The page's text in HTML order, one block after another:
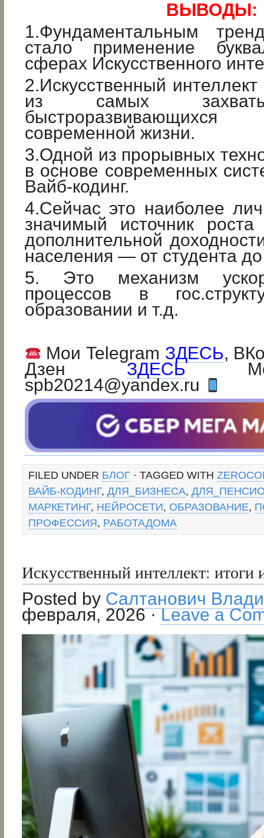
ВЫВОДЫ:
1.Фундаментальным
стало применение
сферах Искусственного
2.Искусственный
из самых
современной жизни.
3.Одной из прорывных
в основе современных
Вайб-кодинг.
4.Сейчас это наиболее
значимый источник
дополнительной
населения — от студента
5. Это механизм
процессов в
образовании и т.д.
Мои Telegram ЗДЕСЬ,
ДзенЗДЕСЬМой
spb20214@yandex.ru
FILED UNDER БЛОГ · TAGGED WITH
ВАЙБ-КОДИНГ, ДЛЯ_БИЗНЕСА,
МАРКЕТИНГ, НЕЙРОСЕТИ, ОБРАЗОВАНИЕ,
ПРОФЕССИЯ, РАБОТАДОМА
Искусственный интеллект: итоги
Posted by Салтанович
февраля, 2026 ·Leave a